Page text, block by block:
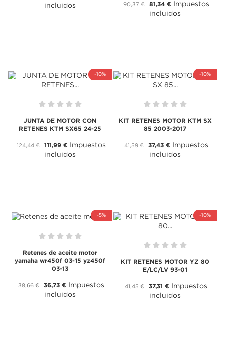
incluidos
90,37 € 81,34 € Impuestos
incluidos
-10%
JUNTA DE MOTOR CON
RETENES KTM SX65 24-25
124,44 € 111,99 € Impuestos
incluidos
-10%
KIT RETENES MOTOR KTM SX
85 2003-2017
41,59 € 37,43 € Impuestos
incluidos
-5%
Retenes de aceite motor
yamaha wr450f 03-15 yz450f
03-13
38,66 € 36,73 € Impuestos
incluidos
-10%
KIT RETENES MOTOR YZ 80
E/LC/LV 93-01
41,45 € 37,31 €
Impuestos
incluidos